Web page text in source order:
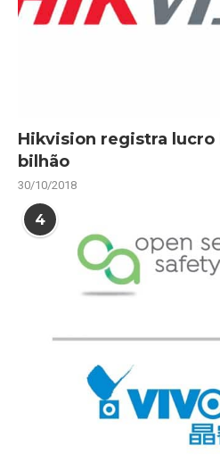
Hikvision registra lucro
bilhão
30/10/2018
4